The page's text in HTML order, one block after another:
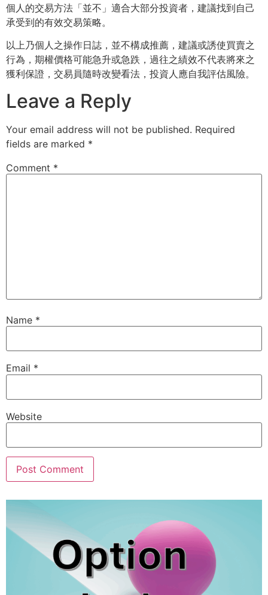
個人的交易方法「並不」適合大部分投資者， 建議找到自己
承受到的有效交易策略。
以上乃個人之操作日誌，並不構成推薦，建議或誘使買賣之
行為， 期權價格可能急升或急跌，過往之績效不代表將來之
獲利保證， 交易員隨時改變看法，投資人應自我評估風險。
Leave a Reply
Your email address will not be published. Required
fields are marked *
Comment *
Name *
Email *
Website